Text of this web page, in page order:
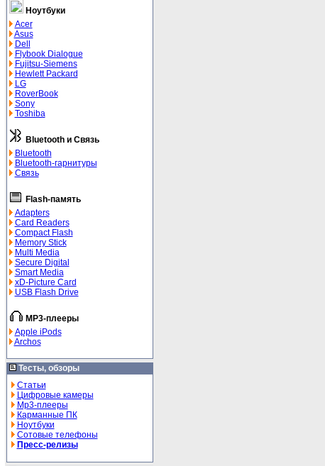
Ноутбуки
Acer
Asus
Dell
Flybook Dialogue
Fujitsu-Siemens
Hewlett Packard
LG
RoverBook
Sony
Toshiba
Bluetooth и Связь
Bluetooth
Bluetooth-гарнитуры
Связь
Flash-память
Adapters
Card Readers
Compact Flash
Memory Stick
Multi Media
Secure Digital
Smart Media
xD-Picture Card
USB Flash Drive
MP3-плееры
Apple iPods
Archos
Тесты, обзоры
Статьи
Цифровые камеры
Mp3-плееры
Карманные ПК
Ноутбуки
Сотовые телефоны
Пресс-релизы